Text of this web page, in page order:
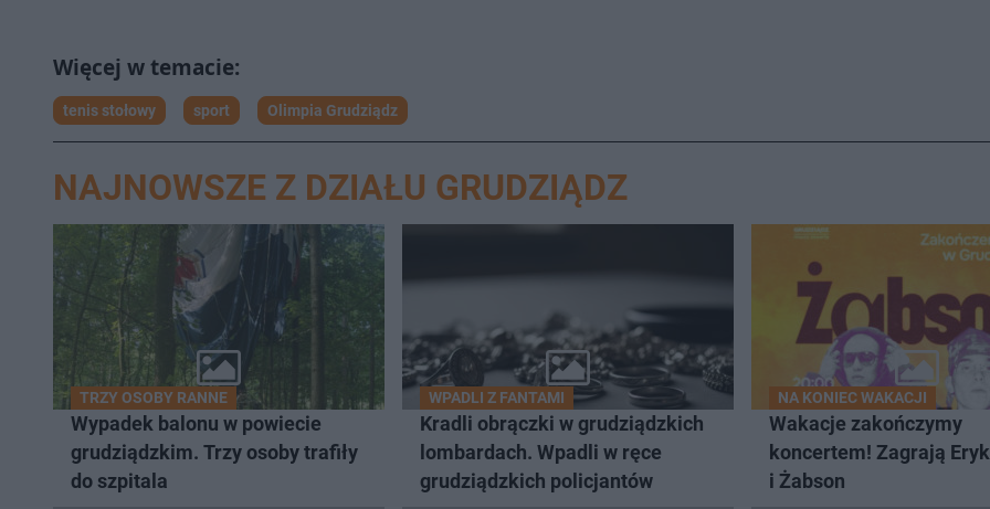
tenis stołowy sport Olimpia Grudziądz
NAJNOWSZE Z DZIAŁU GRUDZIĄDZ
TRZY OSOBY RANNE
Wypadek balonu w powiecie
grudziądzkim. Trzy osoby trafiły
do szpitala
WPADLI Z FANTAMI
Kradli obrączki w grudziądzkich
lombardach. Wpadli w ręce
grudziądzkich policjantów
NA KONIEC WAKACJI
Wakacje zakończymy
koncertem! Zagrają
i Żabson